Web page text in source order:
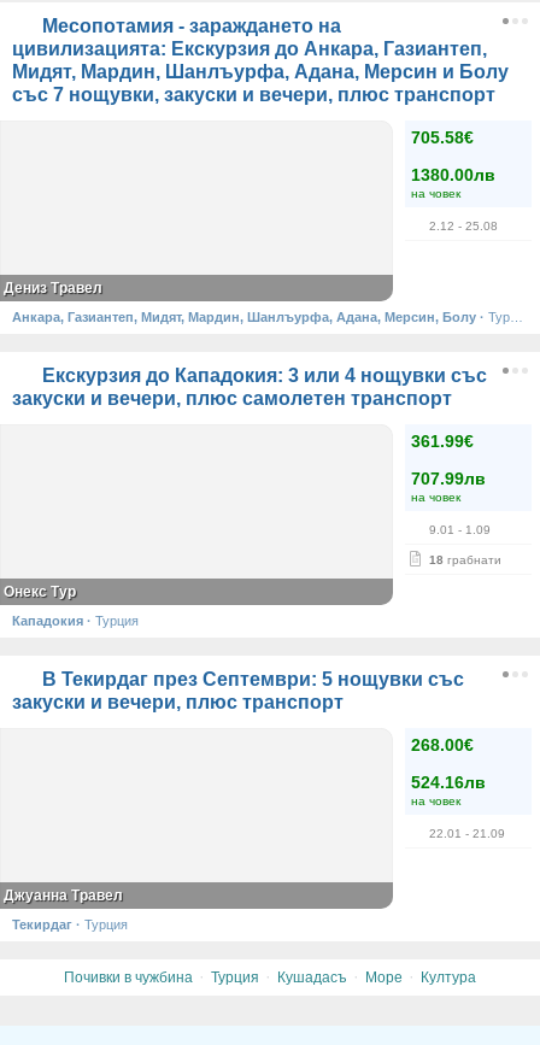
Месопотамия - зараждането на
цивилизацията: Екскурзия до Анкара, Газиантеп,
Мидят, Мардин, Шанлъурфа, Адана, Мерсин и Болу
със 7 нощувки, закуски и вечери, плюс транспорт
705.58€
1380.00лв
на човек
2.12 - 25.08
Дениз Травел
Анкара, Газиантеп, Мидят, Мардин, Шанлъурфа, Адана, Мерсин, Болу · Турция
Екскурзия до Кападокия: 3 или 4 нощувки със
закуски и вечери, плюс самолетен транспорт
361.99€
707.99лв
на човек
9.01 - 1.09
18 грабнати
Онекс Тур
Кападокия · Турция
В Текирдаг през Септември: 5 нощувки със
закуски и вечери, плюс транспорт
268.00€
524.16лв
на човек
22.01 - 21.09
Джуанна Травел
Текирдаг · Турция
Почивки в чужбина · Турция · Кушадасъ · Море · Култура